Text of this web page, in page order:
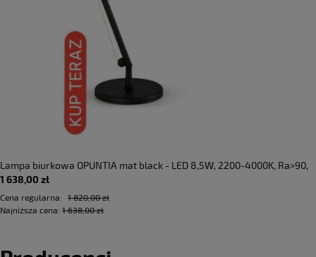
Lampa biurkowa OPUNTIA mat black - LED 8,5W, 2200-4000K, Ra>90,
700lm, 220-240V AC, IP40 - PANZERI - DOSTĘPNA OD RĘKI
1 638,00 zł
Cena regularna:
1 820,00 zł
Najniższa cena: 1 638,00 zł